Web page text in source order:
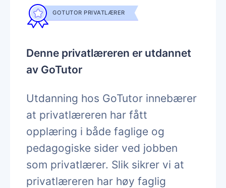
GOTUTOR PRIVATLÆRER
Denne privatlæreren er utdannet
av GoTutor
Utdanning hos GoTutor innebærer
at privatlæreren har fått
opplæring i både faglige og
pedagogiske sider ved jobben
som privatlærer. Slik sikrer vi at
privatlæreren har høy faglig